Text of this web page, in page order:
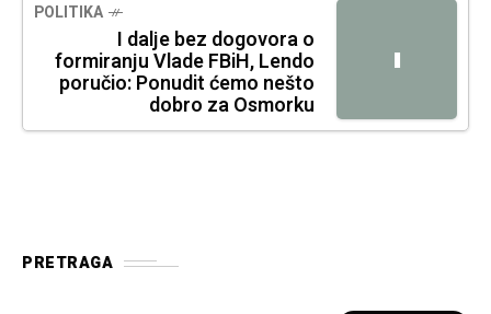
I
POLITIKA
I dalje bez dogovora o
formiranju Vlade FBiH, Lendo
poručio: Ponudit ćemo nešto
dobro za Osmorku
PRETRAGA